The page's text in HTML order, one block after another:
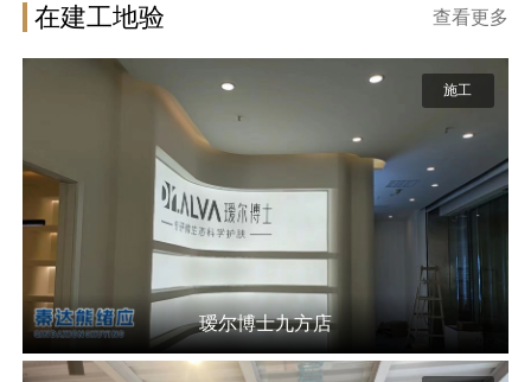
在建工地验 查看更多
施工
瑷尔博士九方店